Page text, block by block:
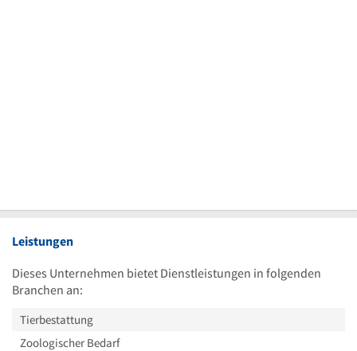
Leistungen
Dieses Unternehmen bietet Dienstleistungen in folgenden
Branchen an:
Tierbestattung
Zoologischer Bedarf